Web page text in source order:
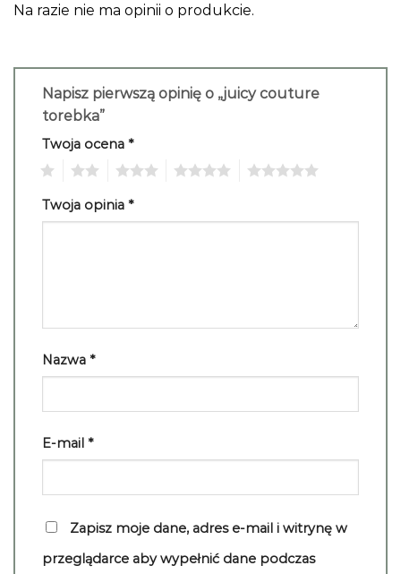
Na razie nie ma opinii o produkcie.
Napisz pierwszą opinię o „juicy couture
torebka”
Twoja ocena *
Twoja opinia *
Nazwa *
E-mail *
Zapisz moje dane, adres e-mail i witrynę w
przeglądarce aby wypełnić dane podczas